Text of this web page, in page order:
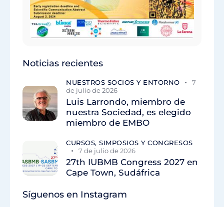
Noticias recientes
NUESTROS SOCIOS Y ENTORNO
7
de julio de 2026
Luis Larrondo, miembro de
nuestra Sociedad, es elegido
miembro de EMBO
CURSOS, SIMPOSIOS Y CONGRESOS
7 de julio de 2026
27th IUBMB Congress 2027 en
Cape Town, Sudáfrica
Síguenos en Instagram